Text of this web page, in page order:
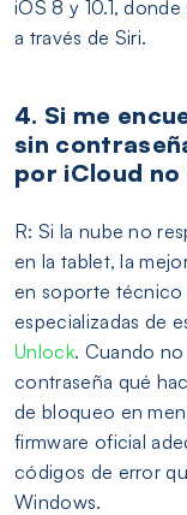
iOS 8 y 10.1,
a través de Siri.
4. Si me
sin
por iCloud
R: Si la nube no
en la tablet, la
en soporte técnico
especializadas de
Unlock. Cuando
contraseña qué
de bloqueo en
firmware oficial
códigos de error
Windows.